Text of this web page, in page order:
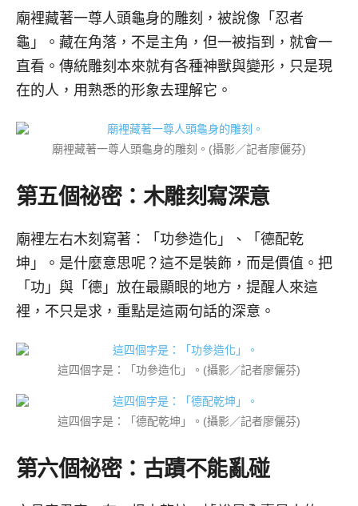
廟裡藏著一尊人頭龜身的雕刻，被說像「忍者
龜」。藏在角落，不是主角，但一被指到，就會一
直看。傳統雕刻本來就有各種神獸與變形，只是現
在的人，用熟悉的形象去理解它。
廟裡藏著一尊人頭龜身的雕刻。(攝影／記者廖儷芬)
第五個祕密：木雕刻寫深意
廟裡左右木刻寫著：「功參造化」、「德配乾
坤」。是什麼意思呢？這不是裝飾，而是價值。把
「功」與「德」放在最顯眼的地方，提醒人來這
裡，不只是求，重點是這兩句話的深意。
這四個字是：「功參造化」。(攝影／記者廖儷芬)
這四個字是：「德配乾坤」。(攝影／記者廖儷芬)
第六個祕密：古蹟不能亂碰